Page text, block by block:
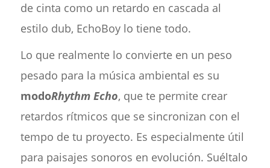
de cinta como un retardo en cascada al
estilo dub, EchoBoy lo tiene todo.
Lo que realmente lo convierte en un peso
pesado para la música ambiental es su
modoRhythm Echo, que te permite crear
retardos rítmicos que se sincronizan con el
tempo de tu proyecto. Es especialmente útil
para paisajes sonoros en evolución. Suéltalo